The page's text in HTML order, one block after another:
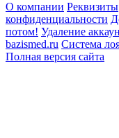
О компании Реквизиты
конфиденциальности
потом! Удаление
bazismed.ru Система
Полная версия сайта